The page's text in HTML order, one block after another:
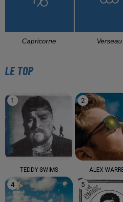
Capricorne Verseau
LE TOP
1
TEDDY SWIMS
2
ALEX
4 5